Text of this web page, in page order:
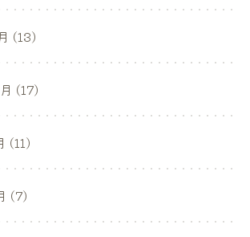
(13)
(17)
(11)
(7)